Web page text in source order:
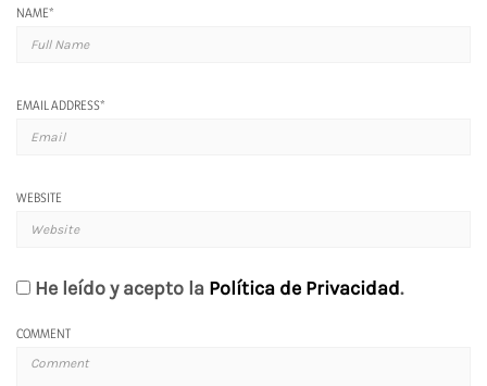
NAME*
EMAIL ADDRESS*
WEBSITE
He leído y acepto la Política de Privacidad.
COMMENT